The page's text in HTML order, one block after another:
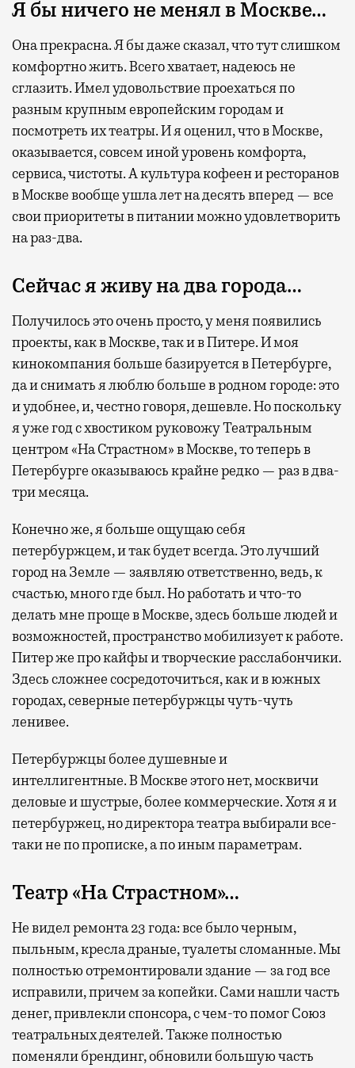
Я бы ничего не менял в Москве…
Она прекрасна. Я бы даже сказал, что тут слишком
комфортно жить. Всего хватает, надеюсь не
сглазить. Имел удовольствие проехаться по
разным крупным европейским городам и
посмотреть их театры. И я оценил, что в Москве,
оказывается, совсем иной уровень комфорта,
сервиса, чистоты. А культура кофеен и ресторанов
в Москве вообще ушла лет на десять вперед — все
свои приоритеты в питании можно удовлетворить
на раз-два.
Сейчас я живу на два города…
Получилось это очень просто, у меня появились
проекты, как в Москве, так и в Питере. И моя
кинокомпания больше базируется в Петербурге,
да и снимать я люблю больше в родном городе: это
и удобнее, и, честно говоря, дешевле. Но поскольку
я уже год с хвостиком руковожу Театральным
центром «На Страстном» в Москве, то теперь в
Петербурге оказываюсь крайне редко — раз в два-
три месяца.
Конечно же, я больше ощущаю себя
петербуржцем, и так будет всегда. Это лучший
город на Земле — заявляю ответственно, ведь, к
счастью, много где был. Но работать и что-то
делать мне проще в Москве, здесь больше людей и
возможностей, пространство мобилизует к работе.
Питер же про кайфы и творческие расслабончики.
Здесь сложнее сосредоточиться, как и в южных
городах, северные петербуржцы чуть-чуть
ленивее.
Петербуржцы более душевные и
интеллигентные. В Москве этого нет, москвичи
деловые и шустрые, более коммерческие. Хотя я и
петербуржец, но директора театра выбирали все-
таки не по прописке, а по иным параметрам.
Театр «На Страстном»…
Не видел ремонта 23 года: все было черным,
пыльным, кресла драные, туалеты сломанные. Мы
полностью отремонтировали здание — за год все
исправили, причем за копейки. Сами нашли часть
денег, привлекли спонсора, с чем-то помог Союз
театральных деятелей. Также полностью
поменяли брендинг, обновили большую часть